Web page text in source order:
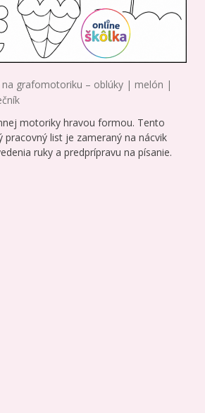
na grafomotoriku – oblúky | melón |
motoriky hravou formou. Tento
list je zameraný na nácvik
ruky a predprípravu na písanie.